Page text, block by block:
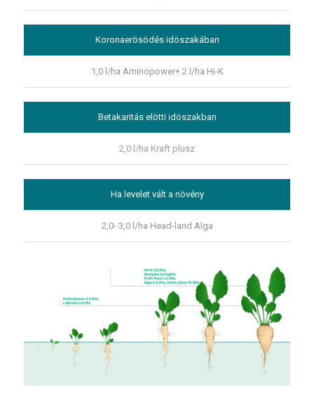
Koronaerösödés idöszakában
1,0 l/ha Aminopower+ 2 l/ha Hi-K
Betakaritás elötti idöszakban
2,0 l/ha Kraft plusz
Ha levelet vált a növény
2,0- 3,0 l/ha Head-land Alga